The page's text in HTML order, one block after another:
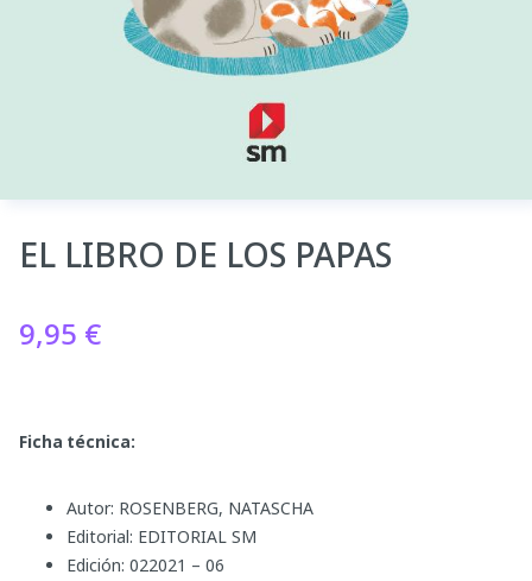
EL LIBRO DE LOS PAPAS
9,95 €
Ficha técnica:
Autor: ROSENBERG, NATASCHA
Editorial: EDITORIAL SM
Edición: 022021 – 06